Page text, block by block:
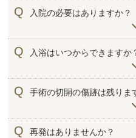
リスクの高い全身麻酔などは
行います。
入院の必要はありますか？
入院する必要はございません
可能です。1～2時間程度で
入浴はいつからできますか
シャワー程度でしたら、当日
いません。
手術の切開の傷跡は残りま
ほんの少しの切開ですので、
再発はありませんか？